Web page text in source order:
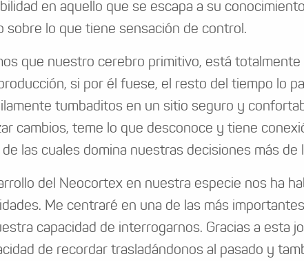
en aquello que se escapa a su
sobre lo que tiene sensación de control.
que nuestro cerebro primitivo, está
si por él fuese, el resto del tiempo lo
tumbaditos en un sitio seguro y
cambios, teme lo que desconoce y tiene
las cuales domina nuestras decisiones más de
del Neocortex en nuestra especie nos ha
Me centraré en una de las más
capacidad de interrogarnos. Gracias a esta
de recordar trasladándonos al pasado y